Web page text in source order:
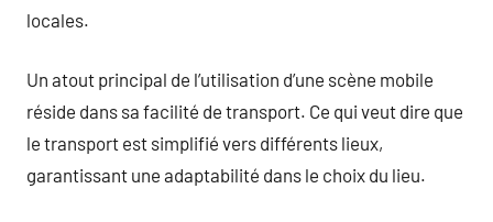
locales.
Un atout principal de l’utilisation d’une scène mobile
réside dans sa facilité de transport. Ce qui veut dire que
le transport est simplifié vers différents lieux,
garantissant une adaptabilité dans le choix du lieu.